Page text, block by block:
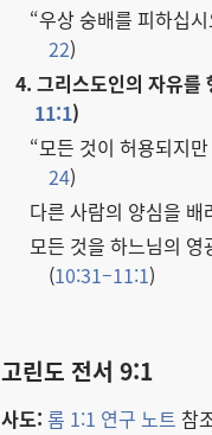
“우상 숭배를 피하십
22)
4. 그리스도인의 자유를
11:1)
“모든 것이 허용되지
24)
다른 사람의 양심을 배
모든 것을 하느님의
(10:31–11:1)
고린도 전서 9:1
사도: 롬 1:1 연구 노트 참